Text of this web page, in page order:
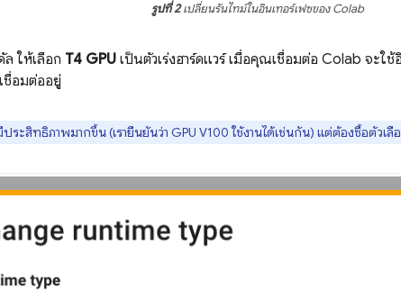
รูปที่ 2เปลี่ยนรันไทม์ในอินเทอร์เฟซของ Colab
ล ให้เลือก T4 GPU เป็นตัวเร่งฮาร์ดแวร์ เมื่อคุณเชื่อมต่อ Colab จะ
ชื่อมต่ออยู่
ระสิทธิภาพมากขึ้น (เรายืนยันว่า GPU V100 ใช้งานได้เช่นกัน) แต่ต้องซื้อตัวเลื